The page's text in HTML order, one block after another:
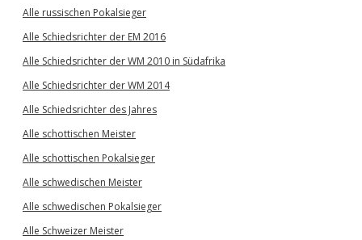
Alle russischen Pokalsieger
Alle Schiedsrichter der EM 2016
Alle Schiedsrichter der WM 2010 in Südafrika
Alle Schiedsrichter der WM 2014
Alle Schiedsrichter des Jahres
Alle schottischen Meister
Alle schottischen Pokalsieger
Alle schwedischen Meister
Alle schwedischen Pokalsieger
Alle Schweizer Meister